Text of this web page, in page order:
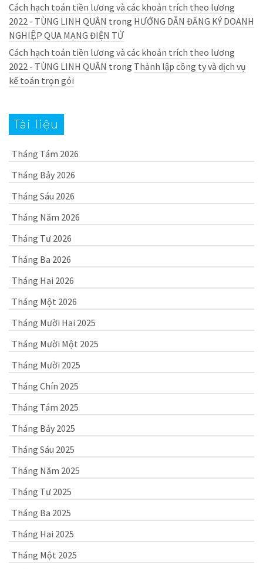
Cách hạch toán tiền lương và các khoản trích theo lương
2022 - TÙNG LINH QUÂN trong HƯỚNG DẪN ĐĂNG KÝ DOANH
NGHIỆP QUA MẠNG ĐIỆN TỬ
Cách hạch toán tiền lương và các khoản trích theo lương
2022 - TÙNG LINH QUÂN trong Thành lập công ty và dịch vụ
kế toán trọn gói
Tài liệu
Tháng Tám 2026
Tháng Bảy 2026
Tháng Sáu 2026
Tháng Năm 2026
Tháng Tư 2026
Tháng Ba 2026
Tháng Hai 2026
Tháng Một 2026
Tháng Mười Hai 2025
Tháng Mười Một 2025
Tháng Mười 2025
Tháng Chín 2025
Tháng Tám 2025
Tháng Bảy 2025
Tháng Sáu 2025
Tháng Năm 2025
Tháng Tư 2025
Tháng Ba 2025
Tháng Hai 2025
Tháng Một 2025